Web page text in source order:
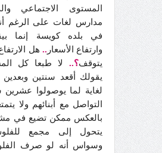
المستوى الاجتماعي
مدارس لغات على الرغم
في بلده كويسة إنما
وارتفاع الأسعار .. هل
يتوقف؟.. لا طبعا كل
يقولك أقعد سنتين
لغاية لما يوصولوا عشرين
التواصل مع أبنائهم ولا
بالعكس ممكن تضيع في
يتحول إلى مجمع
وسواس أنه لو صرف